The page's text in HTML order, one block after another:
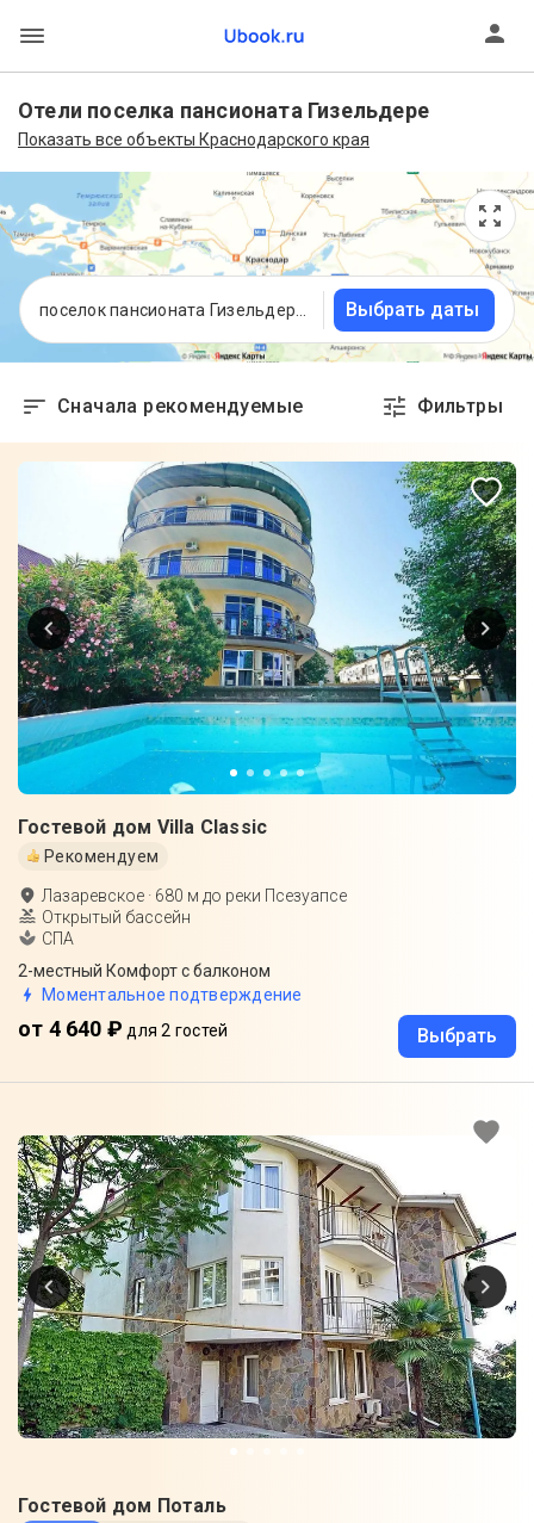
Отели поселка пансионата Гизельдере
Показать все объекты Краснодарского края
Выбрать даты
Сначала рекомендуемые Фильтры
Гостевой дом Villa Classic
Рекомендуем
Лазаревское · 680 м до реки Псезуапсе
Открытый бассейн
СПА
2-местный Комфорт с балконом
Моментальное подтверждение
от 4 640 ₽ для 2 гостей Выбрать
Гостевой дом Поталь